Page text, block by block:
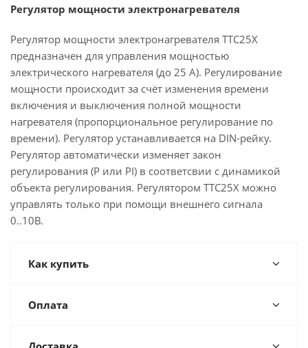
Регулятор мощности электронагревателя
Регулятор мощности электронагревателя TTC25Х
предназначен для управления мощностью
электрического нагревателя (до 25 А). Регулирование
мощности происходит за счёт изменения времени
включения и выключения полной мощности
нагревателя (пропорциональное регулирование по
времени). Регулятор устанавливается на DIN-рейку.
Регулятор автоматически изменяет закон
регулирования (P или PI) в соответсвии с динамикой
объекта регулирования. Регулятором TTC25Х можно
управлять только при помощи внешнего сигнала
0..10В.
Как купить
Оплата